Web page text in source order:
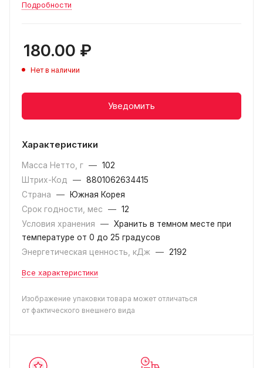
Подробности
180.00 ₽
Нет в наличии
Уведомить
Характеристики
Масса Нетто, г — 102
Штрих-Код
— 8801062634415
Страна
—
Южная Корея
Срок годности, мес
— 12
Условия хранения
— Хранить в темном месте при
температуре от 0 до 25 градусов
Энергетическая ценность, кДж
— 2192
Все характеристики
Изображение упаковки товара может отличаться
от фактического внешнего вида